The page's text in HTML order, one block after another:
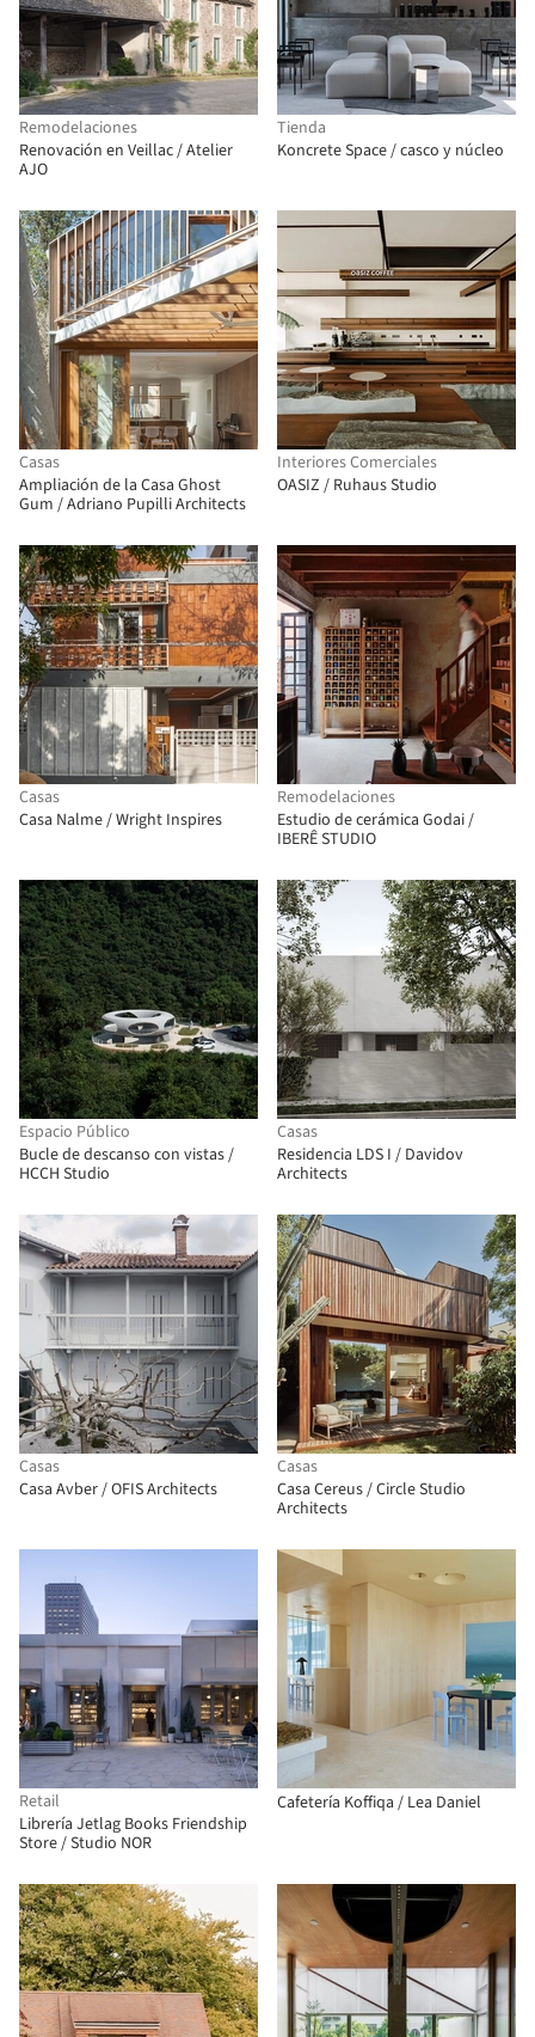
Remodelaciones
Renovación en Veillac / Atelier
AJO
Tienda
Koncrete Space / casco y núcleo
Casas
Ampliación de la Casa Ghost
Gum / Adriano Pupilli Architects
Interiores Comerciales
OASIZ / Ruhaus Studio
Casas
Casa Nalme / Wright Inspires
Remodelaciones
Estudio de cerámica Godai /
IBERÊ STUDIO
Espacio Público
Bucle de descanso con vistas /
HCCH Studio
Casas
Residencia LDS I / Davidov
Architects
Casas
Casa Avber / OFIS Architects
Casas
Casa Cereus / Circle Studio
Architects
Retail
Librería Jetlag Books Friendship
Store / Studio NOR
Cafetería Koffiqa / Lea Daniel